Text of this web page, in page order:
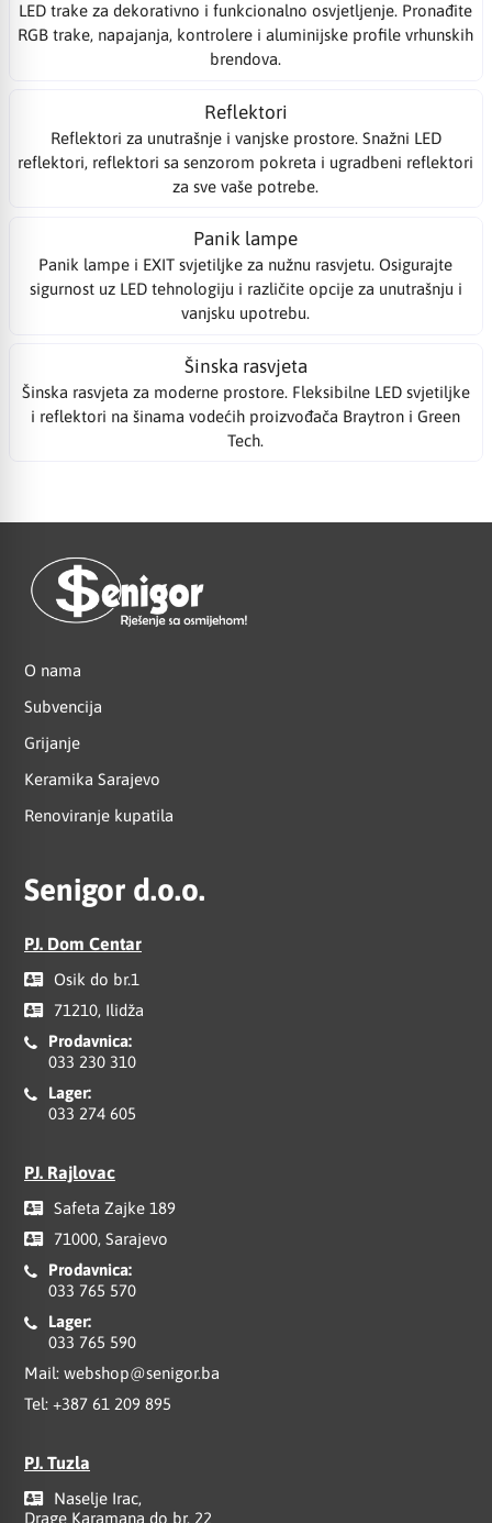
LED trake za dekorativno i funkcionalno osvjetljenje. Pronađite
RGB trake, napajanja, kontrolere i aluminijske profile vrhunskih
brendova.
Reflektori
Reflektori za unutrašnje i vanjske prostore. Snažni LED
reflektori, reflektori sa senzorom pokreta i ugradbeni reflektori
za sve vaše potrebe.
Panik lampe
Panik lampe i EXIT svjetiljke za nužnu rasvjetu. Osigurajte
sigurnost uz LED tehnologiju i različite opcije za unutrašnju i
vanjsku upotrebu.
Šinska rasvjeta
Šinska rasvjeta za moderne prostore. Fleksibilne LED svjetiljke
i reflektori na šinama vodećih proizvođača Braytron i Green
Tech.
O nama
Subvencija
Grijanje
Keramika Sarajevo
Renoviranje kupatila
Senigor d.o.o.
PJ. Dom Centar
Osik do br.1
71210, Ilidža
Prodavnica:
033 230 310
Lager:
033 274 605
PJ. Rajlovac
Safeta Zajke 189
71000, Sarajevo
Prodavnica:
033 765 570
Lager:
033 765 590
Mail: webshop@senigor.ba
Tel: +387 61 209 895
PJ. Tuzla
Naselje Irac,
Drage Karamana do br. 22